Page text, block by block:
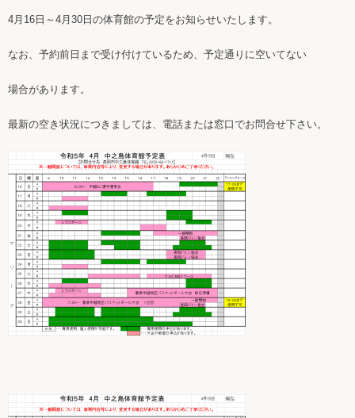
4月16日～4月30日の体育館の予定をお知らせいたします。
なお、予約前日まで受け付けているため、予定通りに空いてない
場合があります。
最新の空き状況につきましては、電話または窓口でお問合せ下さい。